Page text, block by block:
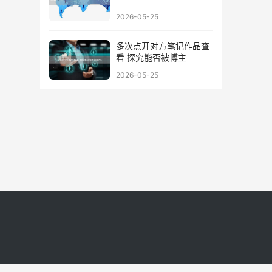
2026-05-25
多次点开对方笔记作品查
看 探究能否被博主
2026-05-25